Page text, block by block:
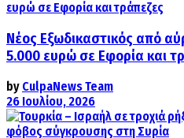
Νέος Εξωδικαστικός από
5.000 ευρώ σε Εφορία και
by CulpaNews Team
26 Ιουλίου, 2026